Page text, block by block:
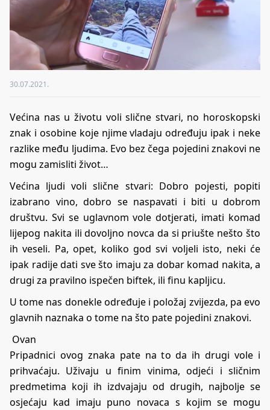
30.07.2021.
Većina nas u životu voli slične stvari, no horoskopski
znak i osobine koje njime vladaju određuju ipak i neke
razlike među ljudima. Evo bez čega pojedini znakovi ne
mogu zamisliti život…
Većina ljudi voli slične stvari: Dobro pojesti, popiti
izabrano vino, dobro se naspavati i biti u dobrom
društvu. Svi se uglavnom vole dotjerati, imati komad
lijepog nakita ili dovoljno novca da si priušte nešto što
ih veseli. Pa, opet, koliko god svi voljeli isto, neki će
ipak radije dati sve što imaju za dobar komad nakita, a
drugi za pravilno ispečen biftek, ili finu kapljicu.
U tome nas donekle određuje i položaj zvijezda, pa evo
glavnih naznaka o tome na što pate pojedini znakovi.
Ovan
Pripadnici ovog znaka pate na to da ih drugi vole i
prihvaćaju. Uživaju u finim vinima, odjeći i sličnim
predmetima koji ih izdvajaju od drugih, najbolje se
osjećaju kad imaju puno novaca s kojim se mogu